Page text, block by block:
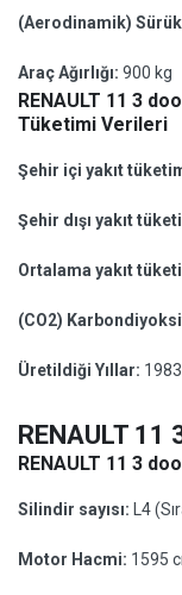
(Aerodinamik)
Araç Ağırlığı: 900 kg
RENAULT 11 3
Tüketimi Verileri
Şehir içi yakıt
Şehir dışı yakıt
Ortalama yakıt
(CO2)
Üretildiği Yıllar: 1983
RENAULT
RENAULT 11 3
Silindir sayısı: L4
Motor Hacmi: 1595